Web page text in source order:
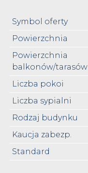
Symbol oferty
Powierzchnia
Powierzchnia
balkonów/tarasów
Liczba pokoi
Liczba sypialni
Rodzaj budynku
Kaucja zabezp.
Standard